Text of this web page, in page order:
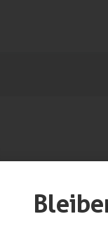
Netzwerk
Handwerk.